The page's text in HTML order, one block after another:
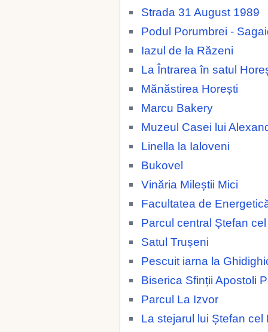
Strada 31 August 1989
Podul Porumbrei -
Iazul de la Răzeni
La Întrarea în satul
Mănăstirea Horești
Marcu Bakery
Muzeul Casei lui
Linella la Ialoveni
Bukovel
Vinăria Mileștii Mici
Facultatea de
Parcul central Ștefan
Satul Trușeni
Pescuit iarna la
Biserica Sfinții Apostoli
Parcul La Izvor
La stejarul lui Ștefan cel